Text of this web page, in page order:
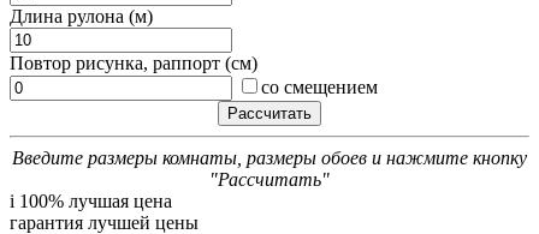
Длина рулона (м)
Повтор рисунка, раппорт (см)
со смещением
Введите размеры комнаты, размеры обоев и нажмите кнопку
"Рассчитать"
i 100% лучшая цена
гарантия лучшей цены